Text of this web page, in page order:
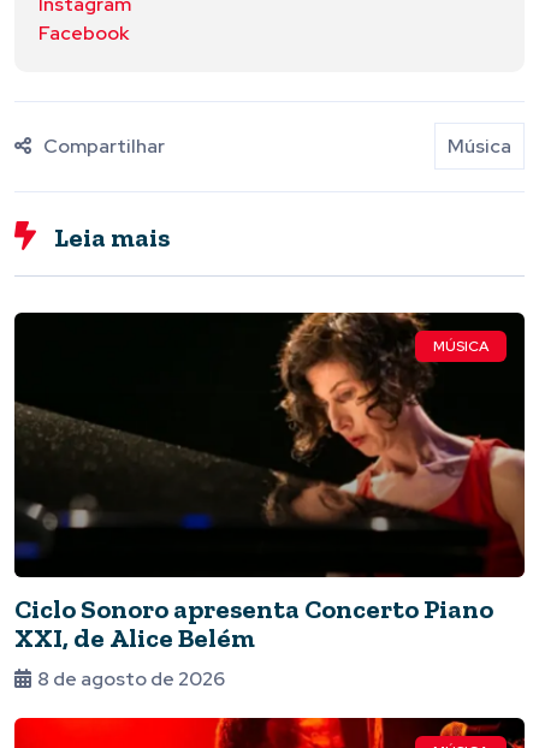
Facebook
Compartilhar Música
Leia mais
MÚSICA
Ciclo Sonoro apresenta Concerto Piano
XXI, de Alice Belém
8 de agosto de 2026